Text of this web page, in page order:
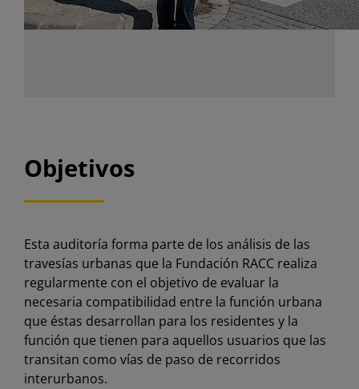
Objetivos
Esta auditoría forma parte de los análisis de las
travesías urbanas que la Fundación RACC realiza
regularmente con el objetivo de evaluar la
necesaria compatibilidad entre la función urbana
que éstas desarrollan para los residentes y la
función que tienen para aquellos usuarios que las
transitan como vías de paso de recorridos
interurbanos.